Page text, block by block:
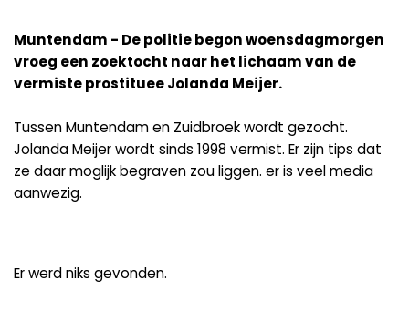
Muntendam - De politie begon woensdagmorgen
vroeg een zoektocht naar het lichaam van de
vermiste prostituee Jolanda Meijer.
Tussen Muntendam en Zuidbroek wordt gezocht.
Jolanda Meijer wordt sinds 1998 vermist. Er zijn tips dat
ze daar moglijk begraven zou liggen. er is veel media
aanwezig.
Er werd niks gevonden.